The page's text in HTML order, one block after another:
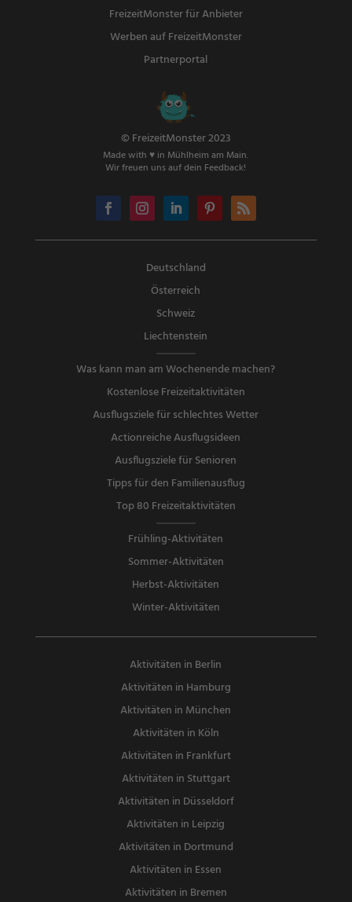
FreizeitMonster für Anbieter
Werben auf FreizeitMonster
Partnerportal
© FreizeitMonster 2023
Made with ♥ in Mühlheim am Main.
Wir freuen uns auf dein Feedback!
Deutschland
Österreich
Schweiz
Liechtenstein
Was kann man am Wochenende machen?
Kostenlose Freizeitaktivitäten
Ausflugsziele für schlechtes Wetter
Actionreiche Ausflugsideen
Ausflugsziele für Senioren
Tipps für den Familienausflug
Top 80 Freizeitaktivitäten
Frühling-Aktivitäten
Sommer-Aktivitäten
Herbst-Aktivitäten
Winter-Aktivitäten
Aktivitäten in Berlin
Aktivitäten in Hamburg
Aktivitäten in München
Aktivitäten in Köln
Aktivitäten in Frankfurt
Aktivitäten in Stuttgart
Aktivitäten in Düsseldorf
Aktivitäten in Leipzig
Aktivitäten in Dortmund
Aktivitäten in Essen
Aktivitäten in Bremen